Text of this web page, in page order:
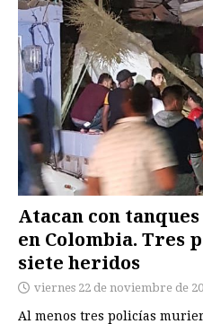
Atacan con
en Colombia. Tres
siete heridos
viernes 22 de noviembre de
Al menos tres policías